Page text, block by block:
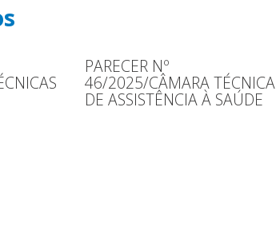
PARECER Nº
46/2025/CÂMARA TÉCNICA
DE ASSISTÊNCIA À SAÚDE